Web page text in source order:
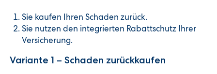
Sie kaufen Ihren Schaden zurück.
Sie nutzen den integrierten Rabattschutz Ihrer
Versicherung.
Variante 1 – Schaden zurückkaufen